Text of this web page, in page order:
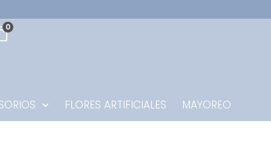
0
FLORES ARTIFICIALES MAYOREO